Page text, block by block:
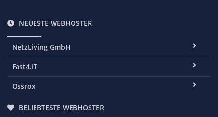
NEUESTE WEBHOSTER
NetzLiving GmbH
Fast4.IT
Ossrox
BELIEBTESTE WEBHOSTER